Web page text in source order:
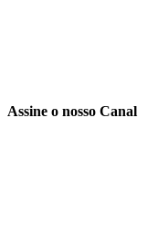
Assine o nosso Canal